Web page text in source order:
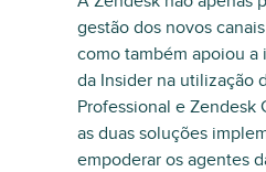
gestão dos novos
como também apoiou a
da Insider na utilização
Professional e Zendesk
as duas soluções
empoderar os agentes